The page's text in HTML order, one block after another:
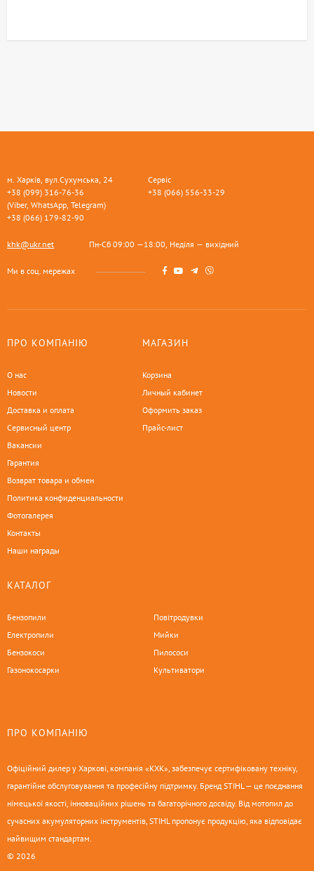
м. Харків, вул.Сухумська, 24
+38 (099) 316-76-36
(Viber, WhatsApp, Telegram)
+38 (066) 179-82-90
Сервіс
+38 (066) 556-33-29
khk@ukr.net Пн-Сб 09:00 —18:00, Неділя — вихідний
Ми в соц. мережах
ПРО КОМПАНІЮ
О нас
Новости
Доставка и оплата
Сервисный центр
Вакансии
Гарантия
Возврат товара и обмен
Политика конфиденциальности
Фотогалерея
Контакты
Наши награды
МАГАЗИН
Корзина
Личный кабинет
Оформить заказ
Прайс-лист
КАТАЛОГ
Бензопили
Електропили
Бензокоси
Газонокосарки
Повітродувки
Мийки
Пилососи
Культиватори
ПРО КОМПАНІЮ
Офіційний дилер у Харкові, компанія «КХК», забезпечує сертифіковану техніку,
гарантійне обслуговування та професійну підтримку. Бренд STIHL — це поєднання
німецької якості, інноваційних рішень та багаторічного досвіду. Від мотопил до
сучасних акумуляторних інструментів, STIHL пропонує продукцію, яка відповідає
найвищим стандартам.
© 2026